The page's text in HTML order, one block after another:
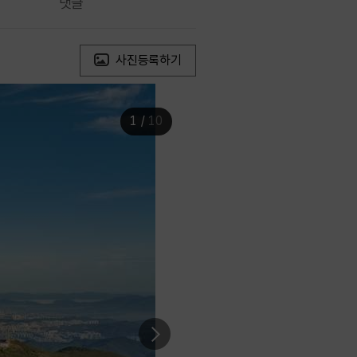
사진등록하기
1 / 10